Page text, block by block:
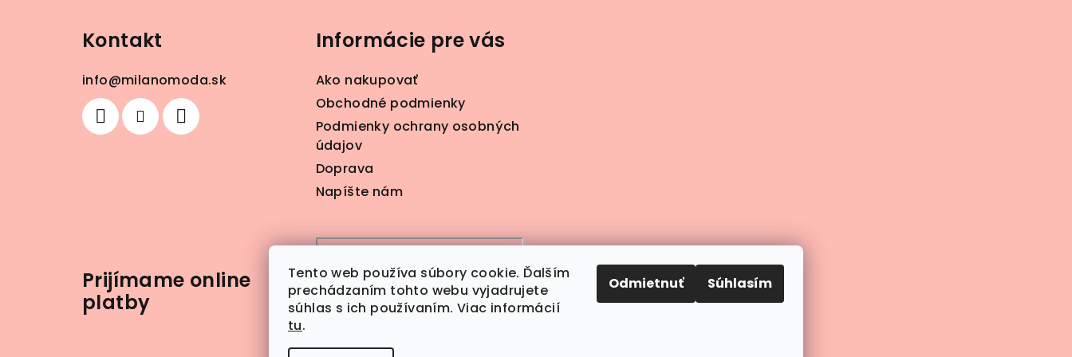
Tento web používa súbory cookie. Ďalším
prechádzaním tohto webu vyjadrujete
súhlas s ich používaním. Viac informácií
tu.
Odmietnuť Súhlasím
Kontakt
info@milanomoda.sk
Informácie pre vás
Ako nakupovať
Obchodné podmienky
Podmienky ochrany osobných
údajov
Doprava
Napíšte nám
Prijímame online
platby